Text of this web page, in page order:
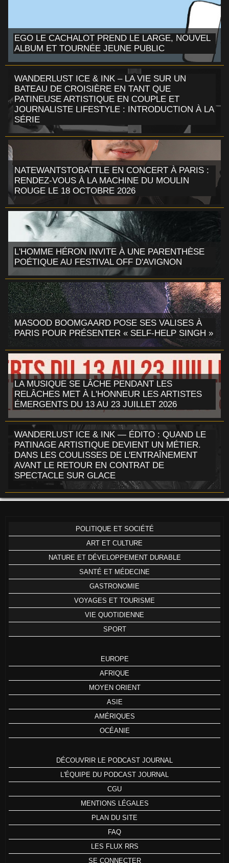
EGO LE CACHALOT PREND LE LARGE, NOUVEL
ALBUM ET TOURNÉE JEUNE PUBLIC
WANDERLUST ICE & INK – LA VIE SUR UN
BATEAU DE CROISIÈRE EN TANT QUE
PATINEUSE ARTISTIQUE EN COUPLE ET
JOURNALISTE LIFESTYLE : INTRODUCTION À LA
SÉRIE
NATEWANTSTOBATTLE EN CONCERT À PARIS :
RENDEZ-VOUS À LA MACHINE DU MOULIN
ROUGE LE 18 OCTOBRE 2026
L'HOMME HÉRON INVITE À UNE PARENTHÈSE
POÉTIQUE AU FESTIVAL OFF D'AVIGNON
MASOOD BOOMGAARD POSE SES VALISES À
PARIS POUR PRÉSENTER « SELF-HELP SINGH »
LA MUSIQUE SE LÂCHE PENDANT LES
RELÂCHES MET À L'HONNEUR LES ARTISTES
ÉMERGENTS DU 13 AU 23 JUILLET 2026
WANDERLUST ICE & INK — ÉDITO : QUAND LE
PATINAGE ARTISTIQUE DEVIENT UN MÉTIER.
DANS LES COULISSES DE L'ENTRAÎNEMENT
AVANT LE RETOUR EN CONTRAT DE
SPECTACLE SUR GLACE
POLITIQUE ET SOCIÉTÉ
ART ET CULTURE
NATURE ET DÉVELOPPEMENT DURABLE
SANTÉ ET MÉDECINE
GASTRONOMIE
VOYAGES ET TOURISME
VIE QUOTIDIENNE
SPORT
EUROPE
AFRIQUE
MOYEN ORIENT
ASIE
AMÉRIQUES
OCÉANIE
DÉCOUVRIR LE PODCAST JOURNAL
L'ÉQUIPE DU PODCAST JOURNAL
CGU
MENTIONS LÉGALES
PLAN DU SITE
FAQ
LES FLUX RRS
SE CONNECTER